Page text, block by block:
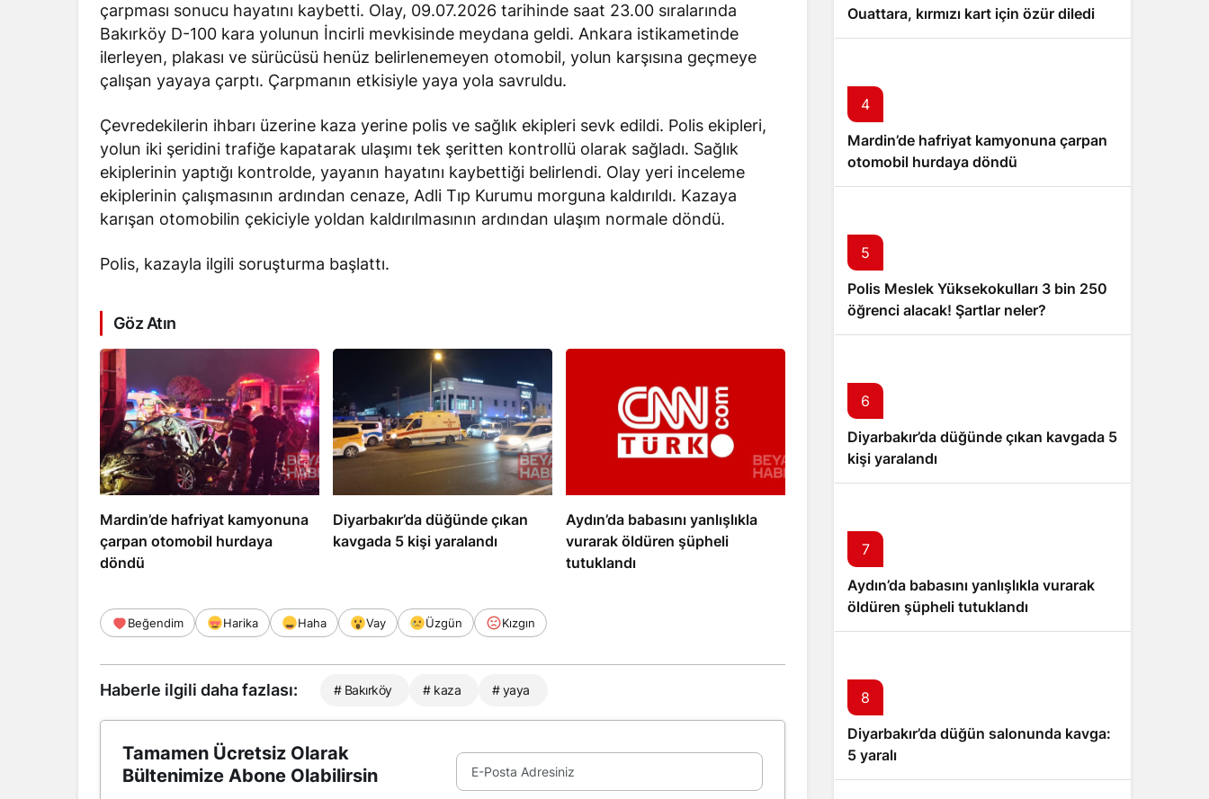
çarpması sonucu hayatını kaybetti. Olay, 09.07.2026 tarihinde saat 23.00 sıralarında
Bakırköy D-100 kara yolunun İncirli mevkisinde meydana geldi. Ankara istikametinde
ilerleyen, plakası ve sürücüsü henüz belirlenemeyen otomobil, yolun karşısına geçmeye
çalışan yayaya çarptı. Çarpmanın etkisiyle yaya yola savruldu.
Çevredekilerin ihbarı üzerine kaza yerine polis ve sağlık ekipleri sevk edildi. Polis ekipleri,
yolun iki şeridini trafiğe kapatarak ulaşımı tek şeritten kontrollü olarak sağladı. Sağlık
ekiplerinin yaptığı kontrolde, yayanın hayatını kaybettiği belirlendi. Olay yeri inceleme
ekiplerinin çalışmasının ardından cenaze, Adli Tıp Kurumu morguna kaldırıldı. Kazaya
karışan otomobilin çekiciyle yoldan kaldırılmasının ardından ulaşım normale döndü.
Polis, kazayla ilgili soruşturma başlattı.
Göz Atın
Mardin’de hafriyat kamyonuna
çarpan otomobil hurdaya
döndü
Diyarbakır’da düğünde çıkan
kavgada 5 kişi yaralandı
Aydın’da babasını yanlışlıkla
vurarak öldüren şüpheli
tutuklandı
Beğendim Harika Haha Vay Üzgün Kızgın
Haberle ilgili daha fazlası: # Bakırköy # kaza # yaya
Tamamen Ücretsiz Olarak
Bültenimize Abone Olabilirsin
Ouattara, kırmızı kart için özür diledi
4
Mardin’de hafriyat kamyonuna çarpan
otomobil hurdaya döndü
5
Polis Meslek Yüksekokulları 3 bin 250
öğrenci alacak! Şartlar neler?
6
Diyarbakır’da düğünde çıkan kavgada 5
kişi yaralandı
7
Aydın’da babasını yanlışlıkla vurarak
öldüren şüpheli tutuklandı
8
Diyarbakır’da düğün salonunda kavga:
5 yaralı